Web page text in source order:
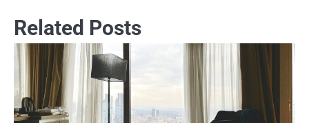
Related Posts